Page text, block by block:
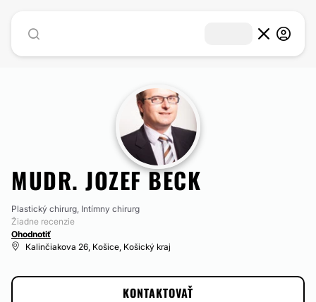
MUDR. JOZEF BECK
Plastický chirurg, Intímny chirurg
Žiadne recenzie
Ohodnotiť
Kalinčiakova 26, Košice, Košický kraj
KONTAKTOVAŤ